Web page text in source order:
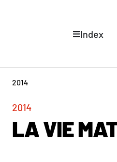
Index
2014
2014
LA VIE